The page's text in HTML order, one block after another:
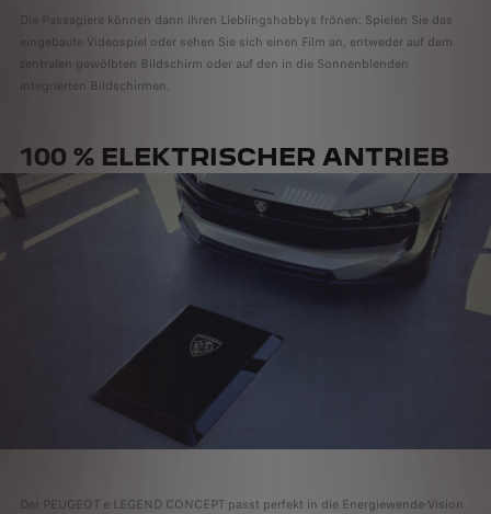
Die Passagiere können dann ihren Lieblingshobbys frönen: Spielen Sie das
eingebaute Videospiel oder sehen Sie sich einen Film an, entweder auf dem
zentralen gewölbten Bildschirm oder auf den in die Sonnenblenden
integrierten Bildschirmen.
100 % ELEKTRISCHER ANTRIEB
Der PEUGEOT e-LEGEND CONCEPT passt perfekt in die Energiewende-Vision